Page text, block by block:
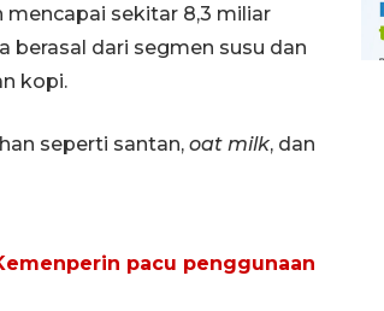
sekitar 8,3 miliar
berasal dari segmen susu dan
kopi.
seperti santan, oat milk, dan
pacu penggunaan